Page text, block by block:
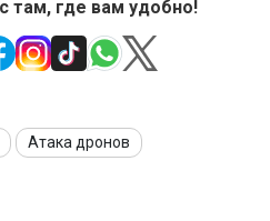
там, где вам удобно!
Атака дронов